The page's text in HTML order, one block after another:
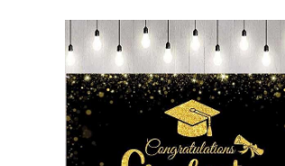
Kişiye özel olarak hazırlanabilen bu setler
konsept oluşturulabilir.
Neden Doğum Günü Afiş Setleri
Doğum günü süslemelerinde görselliğin önemi
Doğum günü afiş setlerinin avantajları: